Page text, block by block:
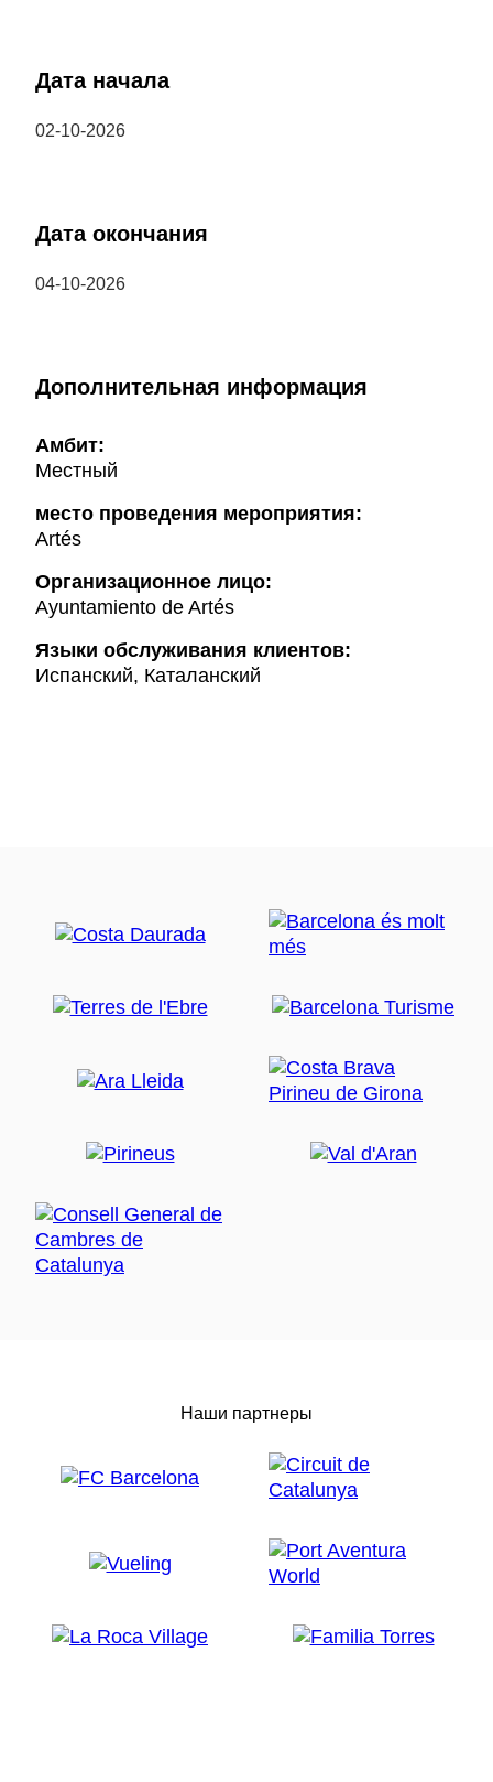
Дата начала
02-10-2026
Дата окончания
04-10-2026
Дополнительная информация
Амбит:
Местный
место проведения мероприятия:
Artés
Организационное лицо:
Ayuntamiento de Artés
Языки обслуживания клиентов:
Испанский, Каталанский
Наши партнеры